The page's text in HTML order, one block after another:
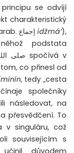
se odvíjí
charakteristický
pro tuto ummu, jímž je její konsenzus (arab. إجماعidžmá’),
podstata
co přinesl od
, tedy „cesta
společníky
přesvědčení. To
v singuláru, což
souvisejícím s